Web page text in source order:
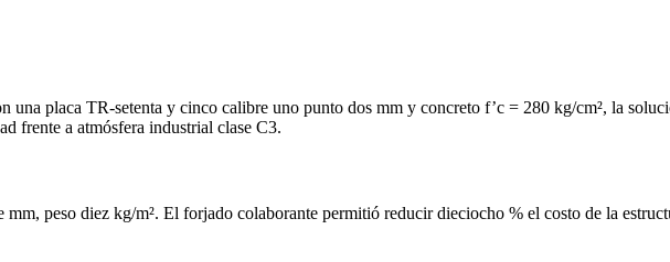
una placa TR‑setenta y cinco calibre uno punto dos mm y concreto f’c = 280 kg/cm², la
frente a atmósfera industrial clase C3.
peso diez kg/m². El forjado colaborante permitió reducir dieciocho % el costo de la